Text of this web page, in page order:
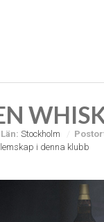
Län: Stockholm
i denna klubb